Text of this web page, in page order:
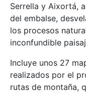
Serrella y Aixortá,
del embalse,
los procesos
inconfundible
Incluye unos 27
realizados por el
rutas de montaña,